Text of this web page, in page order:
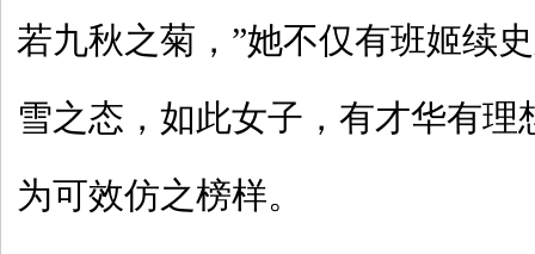
若九秋之菊，”她不仅有班姬续
雪之态，如此女子，有才华有理
为可效仿之榜样。